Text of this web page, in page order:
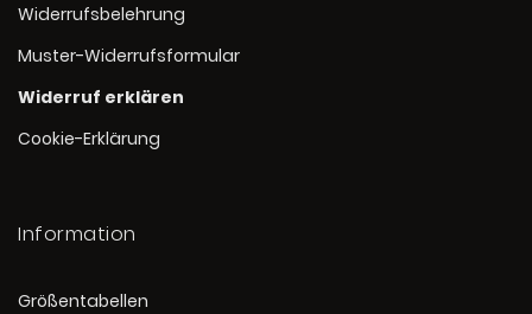
Widerrufsbelehrung
Muster-Widerrufsformular
Widerruf erklären
Cookie-Erklärung
Information
Größentabellen